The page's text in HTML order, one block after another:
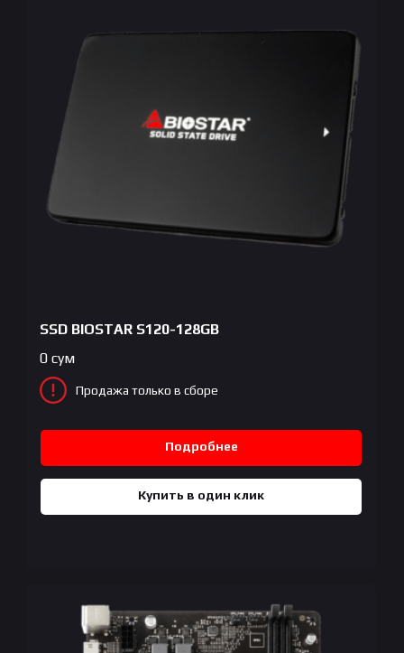
SSD BIOSTAR S120-128GB
0 сум
Продажа только в сборе
Подробнее
Купить в один клик